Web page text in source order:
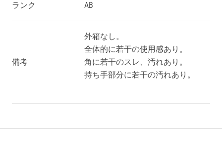
ランク AB
備考
外箱なし。
全体的に若干の使用感あり。
角に若干のスレ、汚れあり。
持ち手部分に若干の汚れあり。